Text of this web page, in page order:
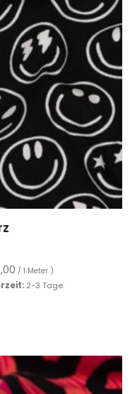
/ 1 Meter )
2-3 Tage.